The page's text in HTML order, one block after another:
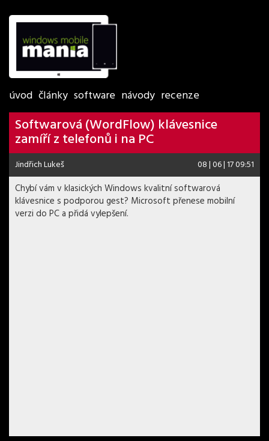
úvod články software návody recenze
Softwarová (WordFlow) klávesnice
zamíří z telefonů i na PC
Jindřich Lukeš 08 | 06 | 17 09:51
Chybí vám v klasických Windows kvalitní softwarová
klávesnice s podporou gest? Microsoft přenese mobilní
verzi do PC a přidá vylepšení.